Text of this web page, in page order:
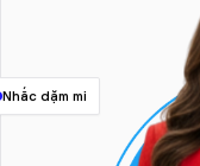
Nhắc dặm mi